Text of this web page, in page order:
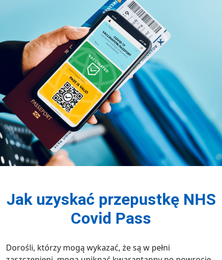
Jak uzyskać przepustkę NHS
Covid Pass
Dorośli, którzy mogą wykazać, że są w pełni